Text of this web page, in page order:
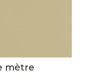
mètre